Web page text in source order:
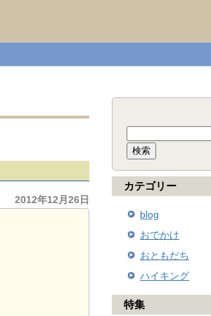
2012年12月26日
カテゴリー
blog
おでかけ
おともだち
ハイキング
特集